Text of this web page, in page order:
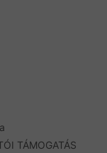
TÁMOGATÁS